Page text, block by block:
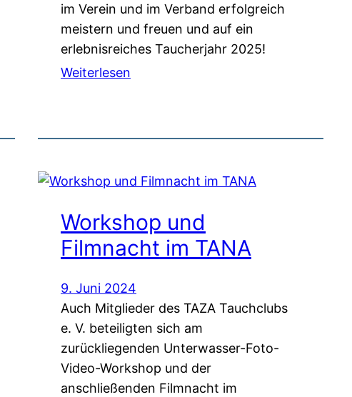
im Verein und im Verband erfolgreich
meistern und freuen und auf ein
erlebnisreiches Taucherjahr 2025!
Weiterlesen
Workshop und
Filmnacht im TANA
9. Juni 2024
Auch Mitglieder des TAZA Tauchclubs
e. V. beteiligten sich am
zurückliegenden Unterwasser-Foto-
Video-Workshop und der
anschließenden Filmnacht im